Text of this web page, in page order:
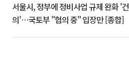
서울시, 정부에 정비사업 규제 완화 '건
의'⋯국토부 "협의 중" 입장만 [종합]